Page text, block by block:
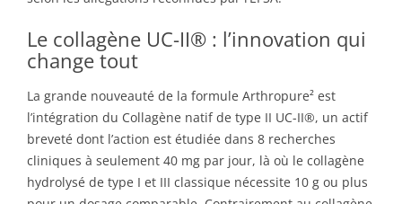
Le collagène UC-II® : l’innovation qui
change tout
La grande nouveauté de la formule Arthropure² est
l’intégration du Collagène natif de type II UC-II®, un actif
breveté dont l’action est étudiée dans 8 recherches
cliniques à seulement 40 mg par jour, là où le collagène
hydrolysé de type I et III classique nécessite 10 g ou plus